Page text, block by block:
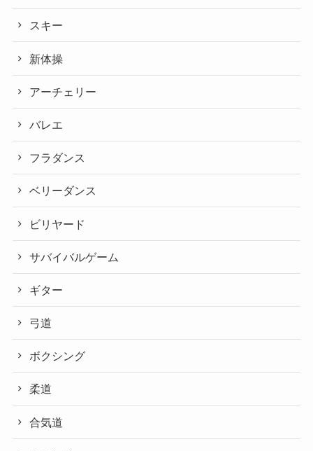
スキー
新体操
アーチェリー
バレエ
フラダンス
ベリーダンス
ビリヤード
サバイバルゲーム
ギター
弓道
ボクシング
柔道
合気道